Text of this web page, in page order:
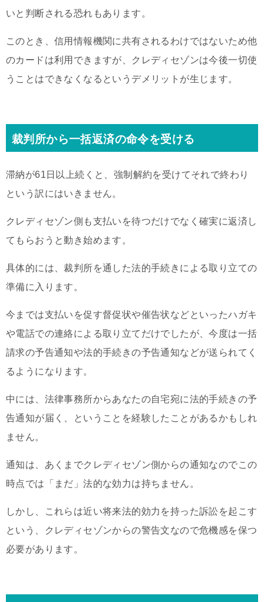
いと判断される恐れもあります。
このとき、信用情報機関に共有されるわけではないため他
のカードは利用できますが、クレディセゾンは今後一切使
うことはできなくなるというデメリットが生じます。
裁判所から一括返済の命令を受ける
滞納が61日以上続くと、強制解約を受けてそれで終わり
という訳にはいきません。
クレディセゾン側も支払いを待つだけでなく確実に返済し
てもらおうと動き始めます。
具体的には、裁判所を通した法的手続きによる取り立ての
準備に入ります。
今までは支払いを促す督促状や催告状などといったハガキ
や電話での連絡による取り立てだけでしたが、今度は一括
請求の予告通知や法的手続きの予告通知などが送られてく
るようになります。
中には、法律事務所からあなたの自宅宛に法的手続きの予
告通知が届く、ということを経験したことがあるかもしれ
ません。
通知は、あくまでクレディセゾン側からの通知なのでこの
時点では「まだ」法的な効力は持ちません。
しかし、これらは近い将来法的効力を持った訴訟を起こす
という、クレディセゾンからの警告文なので危機感を保つ
必要があります。